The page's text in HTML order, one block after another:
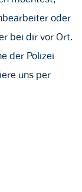
oder
bei dir vor Ort.
der Polizei
uns per